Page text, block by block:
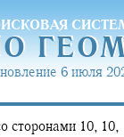
6 июля
сторонами 10, 10,